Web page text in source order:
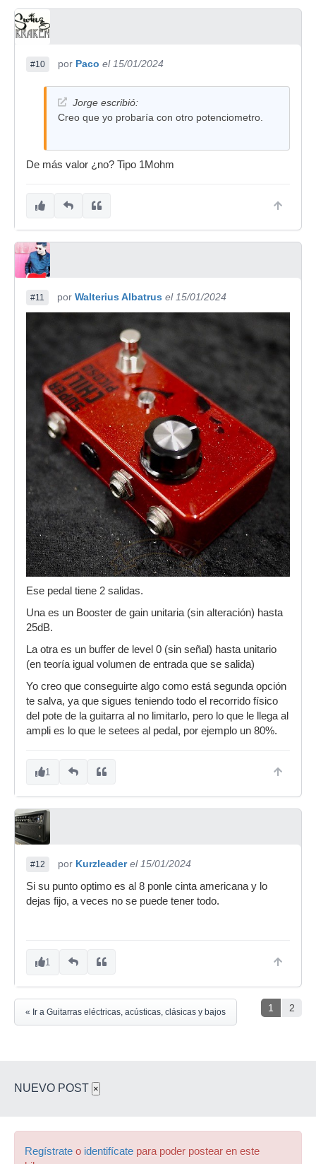
#10 por Paco el 15/01/2024
Jorge escribió:
Creo que yo probaría con otro potenciometro.
De más valor ¿no? Tipo 1Mohm
#11 por Walterius Albatrus el 15/01/2024
Ese pedal tiene 2 salidas.
Una es un Booster de gain unitaria (sin alteración) hasta
25dB.
La otra es un buffer de level 0 (sin señal) hasta unitario
(en teoría igual volumen de entrada que se salida)
Yo creo que conseguirte algo como está segunda opción
te salva, ya que sigues teniendo todo el recorrido físico
del pote de la guitarra al no limitarlo, pero lo que le llega al
ampli es lo que le setees al pedal, por ejemplo un 80%.
1
#12 por Kurzleader el 15/01/2024
Si su punto optimo es al 8 ponle cinta americana y lo
dejas fijo, a veces no se puede tener todo.
1
1 2
« Ir a Guitarras eléctricas, acústicas, clásicas y bajos
NUEVO POST ×
Regístrate o identifícate para poder postear en este